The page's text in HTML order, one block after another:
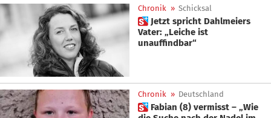
Chronik » Schicksal
 Jetzt spricht Dahlmeiers
Vater: „Leiche ist
unauffindbar“
Chronik » Deutschland
 Fabian (8) vermisst – „Wie